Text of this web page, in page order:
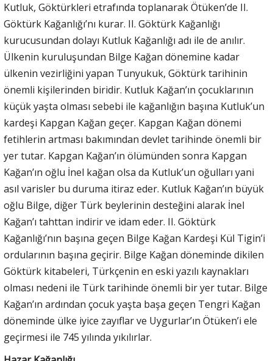
Kutluk, Göktürkleri etrafında toplanarak Ötüken’de II.
Göktürk Kağanlığı’nı kurar. II. Göktürk Kağanlığı
kurucusundan dolayı Kutluk Kağanlığı adı ile de anılır.
Ülkenin kuruluşundan Bilge Kağan dönemine kadar
ülkenin vezirliğini yapan Tunyukuk, Göktürk tarihinin
önemli kişilerinden biridir. Kutluk Kağan’ın çocuklarının
küçük yaşta olması sebebi ile kağanlığın başına Kutluk’un
kardeşi Kapgan Kağan geçer. Kapgan Kağan dönemi
fetihlerin artması bakımından devlet tarihinde önemli bir
yer tutar. Kapgan Kağan’ın ölümünden sonra Kapgan
Kağan’ın oğlu İnel kağan olsa da Kutluk’un oğulları yani
asıl varisler bu duruma itiraz eder. Kutluk Kağan’ın büyük
oğlu Bilge, diğer Türk beylerinin desteğini alarak İnel
Kağan’ı tahttan indirir ve idam eder. II. Göktürk
Kağanlığı’nın başına geçen Bilge Kağan Kardeşi Kül Tigin’i
ordularının başına geçirir. Bilge Kağan döneminde dikilen
Göktürk kitabeleri, Türkçenin en eski yazılı kaynakları
olması nedeni ile Türk tarihinde önemli bir yer tutar. Bilge
Kağan’ın ardından çocuk yaşta başa geçen Tengri Kağan
döneminde ülke iyice zayıflar ve Uygurlar’ın Ötüken’i ele
geçirmesi ile 745 yılında yıkılırlar.